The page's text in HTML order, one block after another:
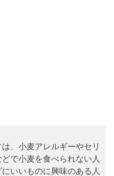
は、小麦アレルギーやセリ
で小麦を食べられない人
いいものに興味のある人